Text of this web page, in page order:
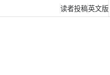
读者投稿英文版